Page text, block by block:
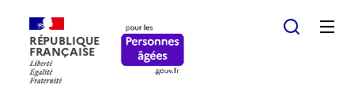
RÉPUBLIQUE
FRANÇAISE